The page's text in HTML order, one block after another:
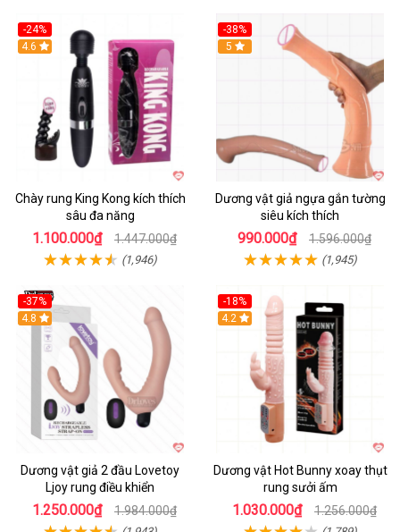
-24%
4.6
Chày rung King Kong kích thích
sâu đa năng
1.100.000₫ 1.447.000₫
(1,946)
-38%
Hot
5
Dương vật giả ngựa gắn tường
siêu kích thích
990.000₫ 1.596.000₫
(1,945)
-37%
Hot
4.8
Dương vật giả 2 đầu Lovetoy
Ljoy rung điều khiển
1.250.000₫ 1.984.000₫
-18%
Hot
4.2
Dương vật Hot Bunny xoay thụt
rung sưởi ấm
1.030.000₫ 1.256.000₫